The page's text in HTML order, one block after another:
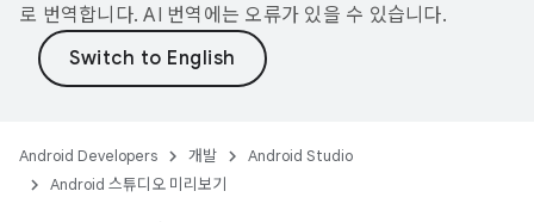
로 번역합니다. AI 번역에는 오류가 있을 수 있습니다.
Android Developers 개발
Android Studio
Android 스튜디오 미리보기